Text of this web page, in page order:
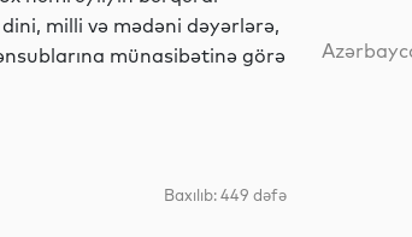
milli və mədəni dəyərlərə,
münasibətinə görə
Baxılıb: 449 dəfə